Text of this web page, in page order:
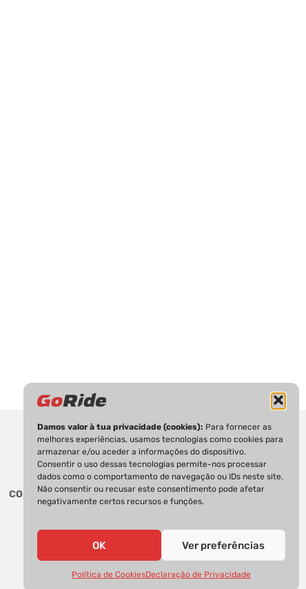
Damos valor à tua privacidade (cookies): Para fornecer as
melhores experiências, usamos tecnologias como cookies para
armazenar e/ou aceder a informações do dispositivo.
Consentir o uso dessas tecnologias permite-nos processar
dados como o comportamento de navegação ou IDs neste site.
Não consentir ou recusar este consentimento pode afetar
negativamente certos recursos e funções.
OK Ver preferências
Política de CookiesDeclaração de Privacidade
CONTACTOS